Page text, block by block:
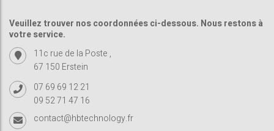
Veuillez trouver nos coordonnées ci-dessous. Nous restons à
votre service.
11c rue de la Poste ,
67 150 Erstein
07 69 69 12 21
09 52 71 47 16
contact@hbtechnology.fr